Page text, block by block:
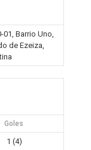
Barrio Uno,
de Ezeiza,
Goles
1 (4)